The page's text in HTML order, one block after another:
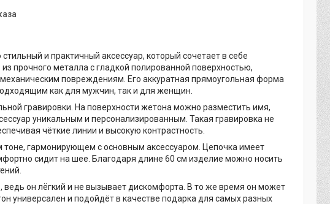
и практичный аксессуар, который сочетает в себе
прочного металла с гладкой полированной поверхностью,
повреждениям. Его аккуратная прямоугольная форма
как для мужчин, так и для женщин.
гравировки. На поверхности жетона можно разместить имя,
уникальным и персонализированным. Такая гравировка не
чёткие линии и высокую контрастность.
гармонирующем с основным аксессуаром. Цепочка имеет
сидит на шее. Благодаря длине 60 см изделие можно носить
ведь он лёгкий и не вызывает дискомфорта. В то же время он может
универсален и подойдёт в качестве подарка для самых разных